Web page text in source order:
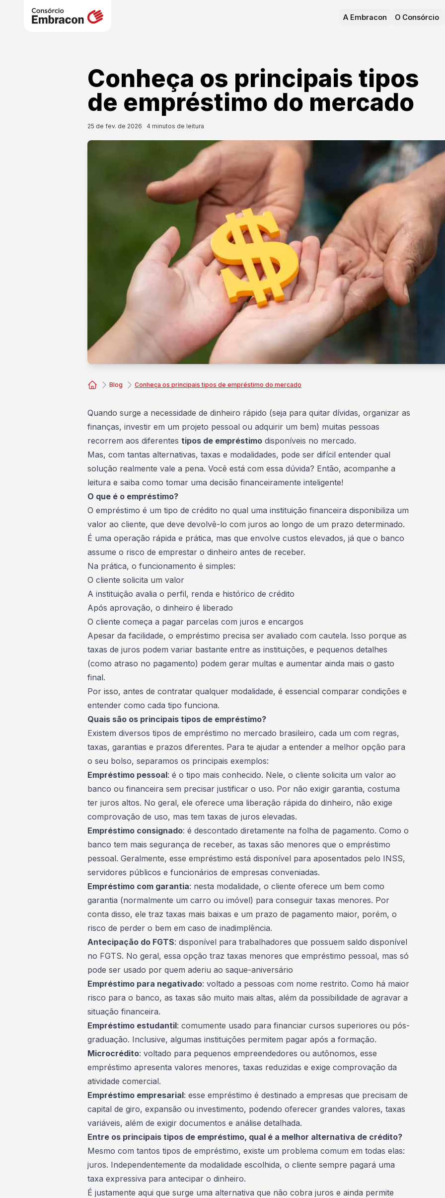
A Embracon O Consórcio
Conheça os principais tipos
de empréstimo do mercado
25 de fev. de 2026 4 minutos de leitura
Blog Conheça os principais tipos de empréstimo do mercado
Quando surge a necessidade de dinheiro rápido (seja para quitar dívidas, organizar as
finanças, investir em um projeto pessoal ou adquirir um bem) muitas pessoas
recorrem aos diferentes tipos de empréstimo disponíveis no mercado.
Mas, com tantas alternativas, taxas e modalidades, pode ser difícil entender qual
solução realmente vale a pena. Você está com essa dúvida? Então, acompanhe a
leitura e saiba como tomar uma decisão financeiramente inteligente!
O que é o empréstimo?
O empréstimo é um tipo de crédito no qual uma instituição financeira disponibiliza um
valor ao cliente, que deve devolvê-lo com juros ao longo de um prazo determinado.
É uma operação rápida e prática, mas que envolve custos elevados, já que o banco
assume o risco de emprestar o dinheiro antes de receber.
Na prática, o funcionamento é simples:
O cliente solicita um valor
A instituição avalia o perfil, renda e histórico de crédito
Após aprovação, o dinheiro é liberado
O cliente começa a pagar parcelas com juros e encargos
Apesar da facilidade, o empréstimo precisa ser avaliado com cautela. Isso porque as
taxas de juros podem variar bastante entre as instituições, e pequenos detalhes
(como atraso no pagamento) podem gerar multas e aumentar ainda mais o gasto
final.
Por isso, antes de contratar qualquer modalidade, é essencial comparar condições e
entender como cada tipo funciona.
Quais são os principais tipos de empréstimo?
Existem diversos tipos de empréstimo no mercado brasileiro, cada um com regras,
taxas, garantias e prazos diferentes. Para te ajudar a entender a melhor opção para
o seu bolso, separamos os principais exemplos:
Empréstimo pessoal: é o tipo mais conhecido. Nele, o cliente solicita um valor ao
banco ou financeira sem precisar justificar o uso. Por não exigir garantia, costuma
ter juros altos. No geral, ele oferece uma liberação rápida do dinheiro, não exige
comprovação de uso, mas tem taxas de juros elevadas.
Empréstimo consignado: é descontado diretamente na folha de pagamento. Como o
banco tem mais segurança de receber, as taxas são menores que o empréstimo
pessoal. Geralmente, esse empréstimo está disponível para aposentados pelo INSS,
servidores públicos e funcionários de empresas conveniadas.
Empréstimo com garantia: nesta modalidade, o cliente oferece um bem como
garantia (normalmente um carro ou imóvel) para conseguir taxas menores. Por
conta disso, ele traz taxas mais baixas e um prazo de pagamento maior, porém, o
risco de perder o bem em caso de inadimplência.
Antecipação do FGTS: disponível para trabalhadores que possuem saldo disponível
no FGTS. No geral, essa opção traz taxas menores que empréstimo pessoal, mas só
pode ser usado por quem aderiu ao saque-aniversário
Empréstimo para negativado: voltado a pessoas com nome restrito. Como há maior
risco para o banco, as taxas são muito mais altas, além da possibilidade de agravar a
situação financeira.
Empréstimo estudantil: comumente usado para financiar cursos superiores ou pós-
graduação. Inclusive, algumas instituições permitem pagar após a formação.
Microcrédito: voltado para pequenos empreendedores ou autônomos, esse
empréstimo apresenta valores menores, taxas reduzidas e exige comprovação da
atividade comercial.
Empréstimo empresarial: esse empréstimo é destinado a empresas que precisam de
capital de giro, expansão ou investimento, podendo oferecer grandes valores, taxas
variáveis, além de exigir documentos e análise detalhada.
Entre os principais tipos de empréstimo, qual é a melhor alternativa de crédito?
Mesmo com tantos tipos de empréstimo, existe um problema comum em todas elas:
juros. Independentemente da modalidade escolhida, o cliente sempre pagará uma
taxa expressiva para antecipar o dinheiro.
É justamente aqui que surge uma alternativa que não cobra juros e ainda permite